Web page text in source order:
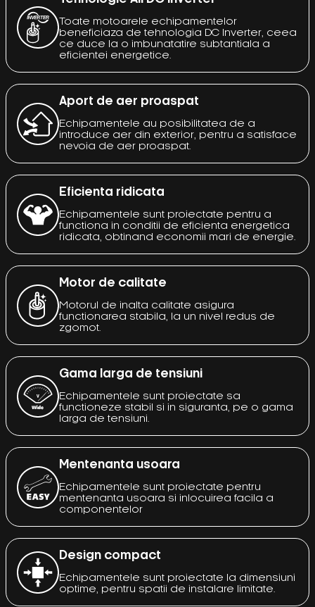
Toate motoarele echipamentelor
beneficiaza de tehnologia DC Inverter, ceea
ce duce la o imbunatatire subtantiala a
eficientei energetice.
Aport de aer proaspat
Echipamentele au posibilitatea de a
introduce aer din exterior, pentru a satisface
nevoia de aer proaspat.
Eficienta ridicata
Echipamentele sunt proiectate pentru a
functiona in conditii de eficienta energetica
ridicata, obtinand economii mari de energie.
Motor de calitate
Motorul de inalta calitate asigura
functionarea stabila, la un nivel redus de
zgomot.
Gama larga de tensiuni
Echipamentele sunt proiectate sa
functioneze stabil si in siguranta, pe o gama
larga de tensiuni.
Mentenanta usoara
Echipamentele sunt proiectate pentru
mentenanta usoara si inlocuirea facila a
componentelor
Design compact
Echipamentele sunt proiectate la dimensiuni
optime, pentru spatii de instalare limitate.